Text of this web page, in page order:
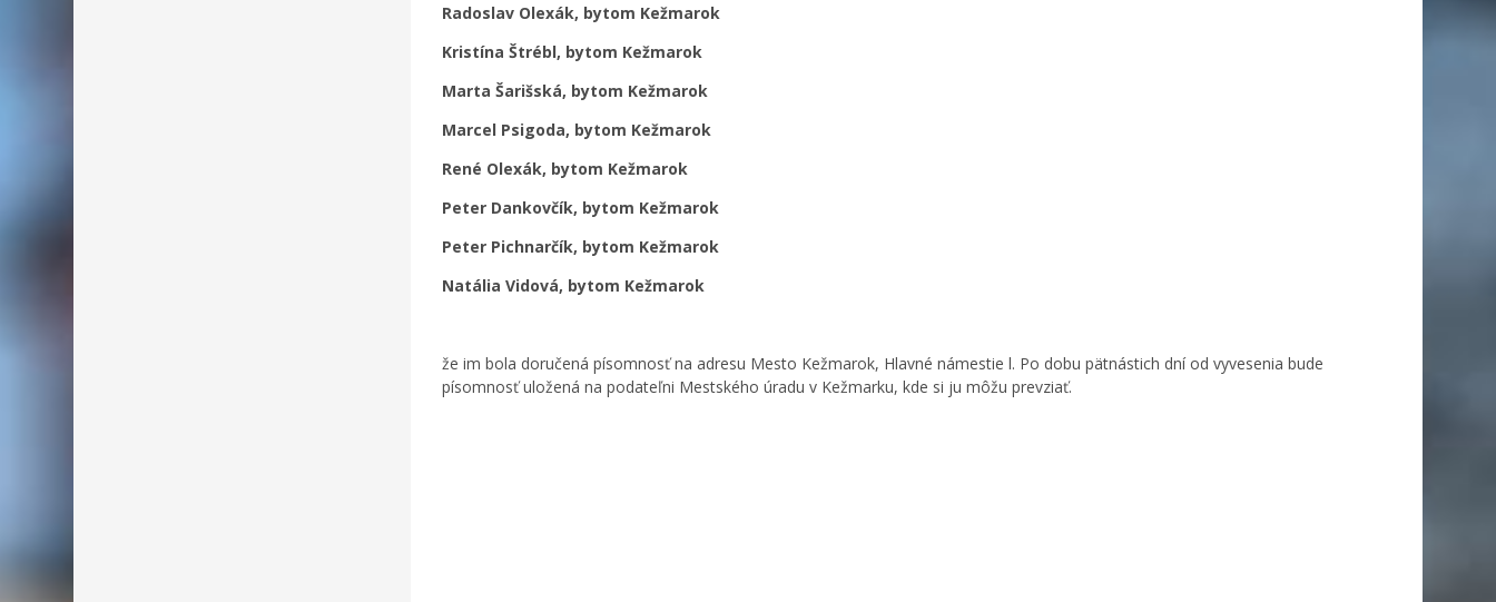
Radoslav Olexák, bytom Kežmarok
Kristína Štrébl, bytom Kežmarok
Marta Šarišská, bytom Kežmarok
Marcel Psigoda, bytom Kežmarok
René Olexák, bytom Kežmarok
Peter Dankovčík, bytom Kežmarok
Peter Pichnarčík, bytom Kežmarok
Natália Vidová, bytom Kežmarok
že im bola doručená písomnosť na adresu Mesto Kežmarok, Hlavné námestie l. Po dobu pätnástich dní od vyvesenia bude
písomnosť uložená na podateľni Mestského úradu v Kežmarku, kde si ju môžu prevziať.